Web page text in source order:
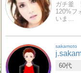
ガチ釜
120%フ
いま…
sakamoto
60代